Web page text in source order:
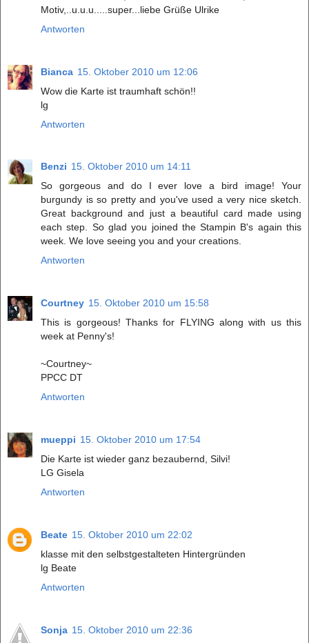
Motiv,..u.u.u.....super...liebe Grüße Ulrike
Antworten
Bianca 15. Oktober 2010 um 12:06
Wow die Karte ist traumhaft schön!!
lg
Antworten
Benzi 15. Oktober 2010 um 14:11
So gorgeous and do I ever love a bird image! Your
burgundy is so pretty and you've used a very nice sketch.
Great background and just a beautiful card made using
each step. So glad you joined the Stampin B's again this
week. We love seeing you and your creations.
Antworten
Courtney 15. Oktober 2010 um 15:58
This is gorgeous! Thanks for FLYING along with us this
week at Penny's!
~Courtney~
PPCC DT
Antworten
mueppi 15. Oktober 2010 um 17:54
Die Karte ist wieder ganz bezaubernd, Silvi!
LG Gisela
Antworten
Beate 15. Oktober 2010 um 22:02
klasse mit den selbstgestalteten Hintergründen
lg Beate
Antworten
Sonja 15. Oktober 2010 um 22:36